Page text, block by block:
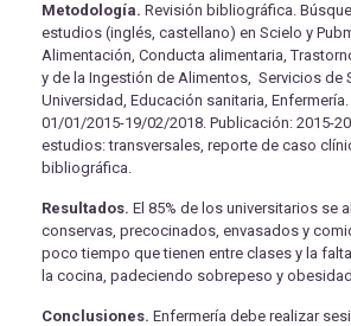
Metodología. Revisión bibliográfica.
estudios (inglés, castellano) en Scielo y
Alimentación, Conducta alimentaria,
y de la Ingestión de Alimentos, Servicios de
Universidad, Educación sanitaria,
01/01/2015-19/02/2018. Publicación: 2015-
estudios: transversales, reporte de caso
bibliográfica.
Resultados. El 85% de los universitarios se
conservas, precocinados, envasados y
poco tiempo que tienen entre clases y la
la cocina, padeciendo sobrepeso y
Conclusiones. Enfermería debe realizar